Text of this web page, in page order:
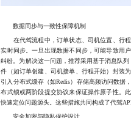
数据同步与一致性保障机制
在代驾流程中，订单状态、司机位置、行程
实时同步。一旦出现数据不同步，可能导致用
纠纷。为解决这一问题，推荐采用基于消息队
件（如订单创建、司机接单、行程开始）封装
引入分布式缓存（如Redis）存储高频访问数据
布式锁或两阶段提交协议来保证操作原子性。
快速定位问题源头。这些措施共同构成了代驾
安全加密与隐私保护设计